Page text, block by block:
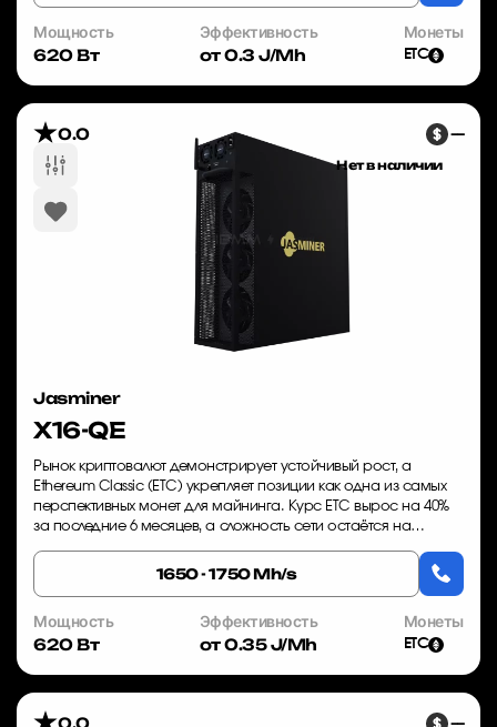
Мощность
620 Вт
Эффективность
от 0.3 J/Mh
Монеты
ETC
Jasminer
X16-QE
—
Рынок криптовалют демонстрирует устойчивый рост, а
Ethereum Classic (ETC) укрепляет позиции как одна из самых
перспективных монет для майнинга. Курс ETC вырос на 40%
за последние 6 месяцев, а сложность сети остаётся на
1650 - 1750 Mh/s
Нет в наличии
0.0
Мощность
620 Вт
Эффективность
от 0.35 J/Mh
Монеты
ETC
—
0.0